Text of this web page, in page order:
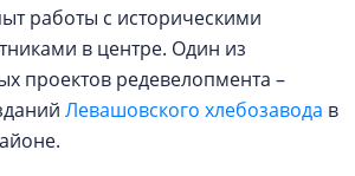
работы с историческими
в центре. Один из
проектов редевелопмента –
Левашовского хлебозавода в